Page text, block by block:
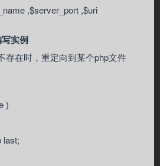
,$server_port ,$uri
实例
存在时，重定向到某个php文件
)
last;